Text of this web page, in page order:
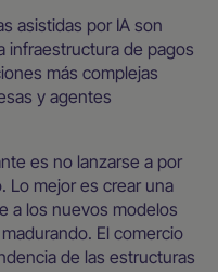
asistidas por IA son
infraestructura de pagos
más complejas
y agentes
es no lanzarse a por
Lo mejor es crear una
a los nuevos modelos
El comercio
de las estructuras